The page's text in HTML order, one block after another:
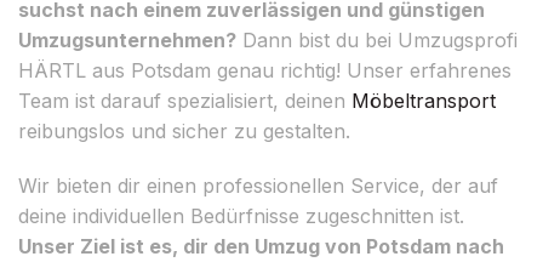
suchst nach einem zuverlässigen und günstigen
Umzugsunternehmen? Dann bist du bei Umzugsprofi
HÄRTL aus Potsdam genau richtig! Unser erfahrenes
Team ist darauf spezialisiert, deinen Möbeltransport
reibungslos und sicher zu gestalten.
Wir bieten dir einen professionellen Service, der auf
deine individuellen Bedürfnisse zugeschnitten ist.
Unser Ziel ist es, dir den Umzug von Potsdam nach